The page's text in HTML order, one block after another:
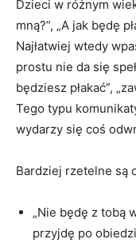
Dzieci w różnym
mną?”, „A jak będę
Najłatwiej wtedy
prostu nie da się
będziesz płakać”,
Tego typu
wydarzy się coś
Bardziej rzetelne są
„Nie będę z tobą
przyjdę po